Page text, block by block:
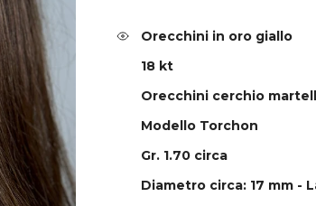
Orecchini in oro giallo
18 kt
Orecchini cerchio
Modello Torchon
Gr. 1.70 circa
Diametro circa: 17 mm -